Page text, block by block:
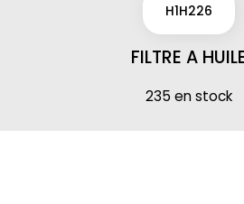
H1H226
FILTRE A
235 en stock